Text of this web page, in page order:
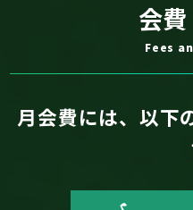
会
Fees
月会費には、以下